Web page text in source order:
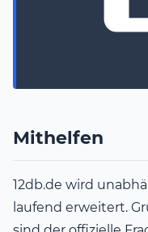
Mithelfen
12db.de wird
laufend erweitert.